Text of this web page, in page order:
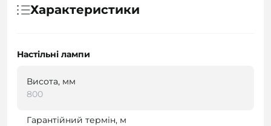
Характеристики
Настільні лампи
Висота, мм
800
Гарантійний термін, м